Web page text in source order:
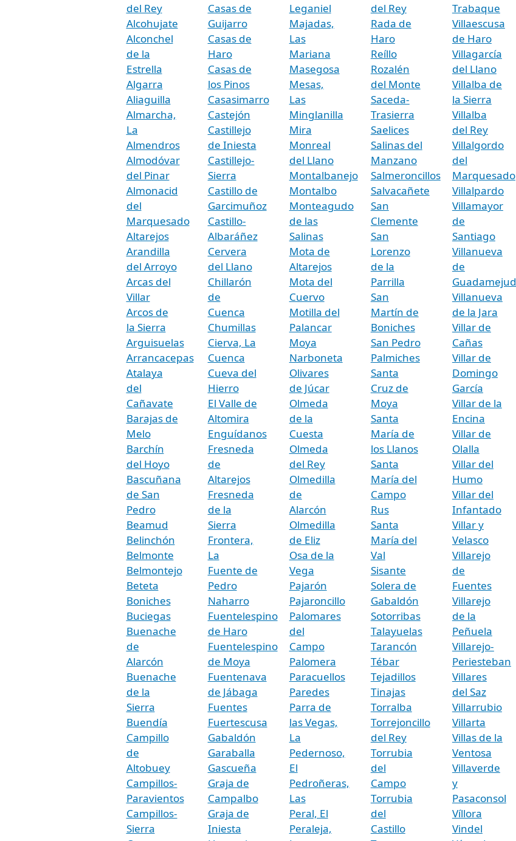
del Rey
Alcohujate
Alconchel
de la
Estrella
Algarra
Aliaguilla
Almarcha,
La
Almendros
Almodóvar
del Pinar
Almonacid
del
Marquesado
Altarejos
Arandilla
del Arroyo
Arcas del
Villar
Arcos de
la Sierra
Arguisuelas
Arrancacepas
Atalaya
del
Cañavate
Barajas de
Melo
Barchín
del Hoyo
Bascuñana
de San
Pedro
Beamud
Belinchón
Belmonte
Belmontejo
Beteta
Boniches
Buciegas
Buenache
de
Alarcón
Buenache
de la
Sierra
Buendía
Campillo
de
Altobuey
Campillos-
Paravientos
Campillos-
Sierra
Casas de
Guijarro
Casas de
Haro
Casas de
los Pinos
Casasimarro
Castejón
Castillejo
de Iniesta
Castillejo-
Sierra
Castillo de
Garcimuñoz
Castillo-
Albaráñez
Cervera
del Llano
Chillarón
de
Cuenca
Chumillas
Cierva, La
Cuenca
Cueva del
Hierro
El Valle de
Altomira
Enguídanos
Fresneda
de
Altarejos
Fresneda
de la
Sierra
Frontera,
La
Fuente de
Pedro
Naharro
Fuentelespino
de Haro
Fuentelespino
de Moya
Fuentenava
de Jábaga
Fuentes
Fuertescusa
Gabaldón
Garaballa
Gascueña
Graja de
Campalbo
Graja de
Iniesta
Leganiel
Majadas,
Las
Mariana
Masegosa
Mesas,
Las
Minglanilla
Mira
Monreal
del Llano
Montalbanejo
Montalbo
Monteagudo
de las
Salinas
Mota de
Altarejos
Mota del
Cuervo
Motilla del
Palancar
Moya
Narboneta
Olivares
de Júcar
Olmeda
de la
Cuesta
Olmeda
del Rey
Olmedilla
de
Alarcón
Olmedilla
de Eliz
Osa de la
Vega
Pajarón
Pajaroncillo
Palomares
del
Campo
Palomera
Paracuellos
Paredes
Parra de
las Vegas,
La
Pedernoso,
El
Pedroñeras,
Las
Peral, El
Peraleja,
del Rey
Rada de
Haro
Reíllo
Rozalén
del Monte
Saceda-
Trasierra
Saelices
Salinas del
Manzano
Salmeroncillos
Salvacañete
San
Clemente
San
Lorenzo
de la
Parrilla
San
Martín de
Boniches
San Pedro
Palmiches
Santa
Cruz de
Moya
Santa
María de
los Llanos
Santa
María del
Campo
Rus
Santa
María del
Val
Sisante
Solera de
Gabaldón
Sotorribas
Talayuelas
Tarancón
Tébar
Tejadillos
Tinajas
Torralba
Torrejoncillo
del Rey
Torrubia
del
Campo
Torrubia
del
Castillo
Trabaque
Villaescusa
de Haro
Villagarcía
del Llano
Villalba de
la Sierra
Villalba
del Rey
Villalgordo
del
Marquesado
Villalpardo
Villamayor
de
Santiago
Villanueva
de
Guadamejud
Villanueva
de la Jara
Villar de
Cañas
Villar de
Domingo
García
Villar de la
Encina
Villar de
Olalla
Villar del
Humo
Villar del
Infantado
Villar y
Velasco
Villarejo
de
Fuentes
Villarejo
de la
Peñuela
Villarejo-
Periesteban
Villares
del Saz
Villarrubio
Villarta
Villas de la
Ventosa
Villaverde
y
Pasaconsol
Víllora
Vindel